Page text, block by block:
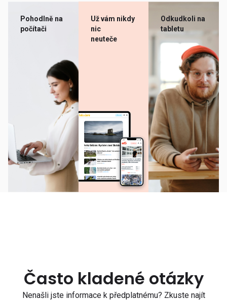
Pohodlně na
počítači
Už vám nikdy
nic
neuteče
Odkudkoli na
tabletu
Často kladené otázky
Nenašli jste informace k předplatnému? Zkuste najít